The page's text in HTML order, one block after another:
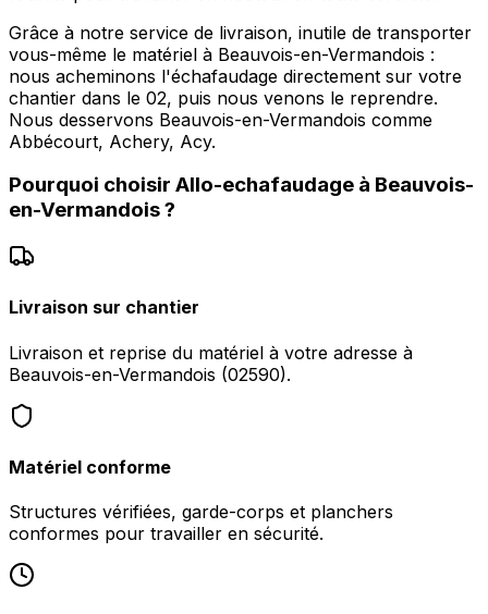
Grâce à notre service de livraison, inutile de transporter
vous-même le matériel à Beauvois-en-Vermandois :
nous acheminons l'échafaudage directement sur votre
chantier dans le 02, puis nous venons le reprendre.
Nous desservons Beauvois-en-Vermandois comme
Abbécourt, Achery, Acy.
Pourquoi choisir Allo-echafaudage à Beauvois-
en-Vermandois?
Livraison sur chantier
Livraison et reprise du matériel à votre adresse à
Beauvois-en-Vermandois (02590).
Matériel conforme
Structures vérifiées, garde-corps et planchers
conformes pour travailler en sécurité.